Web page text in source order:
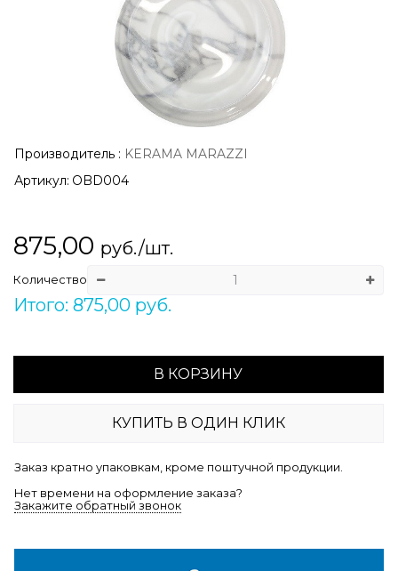
Производитель : KERAMA MARAZZI
Артикул: OBD004
875,00 руб./шт.
Количество
Итого: 875,00 руб.
В КОРЗИНУ
КУПИТЬ В ОДИН КЛИК
Заказ кратно упаковкам, кроме поштучной продукции.
Нет времени на оформление заказа?
Закажите обратный звонок